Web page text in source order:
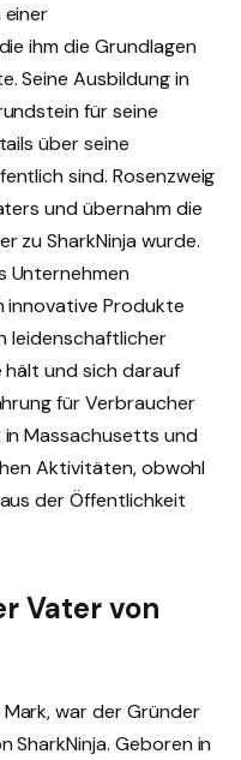
einer
ihm die Grundlagen
Seine Ausbildung in
für seine
über seine
sind. Rosenzweig
und übernahm die
zu SharkNinja wurde.
Unternehmen
innovative Produkte
leidenschaftlicher
hält und sich darauf
für Verbraucher
in Massachusetts und
Aktivitäten, obwohl
der Öffentlichkeit
Vater von
war der Gründer
SharkNinja. Geboren in